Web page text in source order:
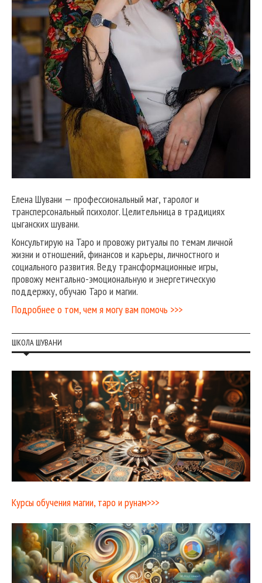
Елена Шувани — профессиональный маг, таролог и
трансперсональный психолог. Целительница в традициях
цыганских шувани.
Консультирую на Таро и провожу ритуалы по темам личной
жизни и отношений, финансов и карьеры, личностного и
социального развития. Веду трансформационные игры,
провожу ментально-эмоциональную и энергетическую
поддержку, обучаю Таро и магии.
Подробнее о том, чем я могу вам помочь >>>
ШКОЛА ШУВАНИ
Курсы обучения магии, таро и рунам>>>